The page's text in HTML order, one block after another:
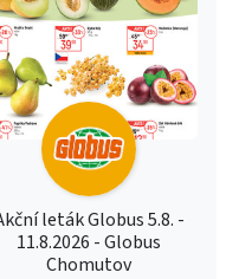
leták Globus 5.8. -
11.8.2026 - Globus
Chomutov